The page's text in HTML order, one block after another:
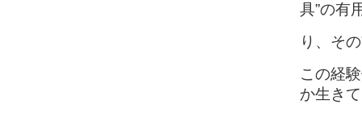
具”の有
り、そ
この経
か生き